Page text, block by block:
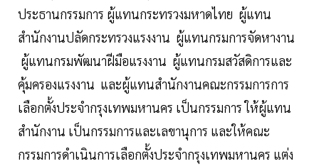
ประธานกรรมการ ผู้แทนกระทรวงมหาดไทย ผู้แทน
สำนักงานปลัดกระทรวงแรงงาน ผู้แทนกรมการจัดหางาน
ผู้แทนกรมพัฒนาฝีมือแรงงาน ผู้แทนกรมสวัสดิการและ
คุ้มครองแรงงาน และผู้แทนสำนักงานคณะกรรมการการ
เลือกตั้งประจำกรุงเทพมหานคร เป็นกรรมการ ให้ผู้แทน
สำนักงาน เป็นกรรมการและเลขานุการ และให้คณะ
กรรมการดำเนินการเลือกตั้งประจำกรุงเทพมหานคร แต่ง